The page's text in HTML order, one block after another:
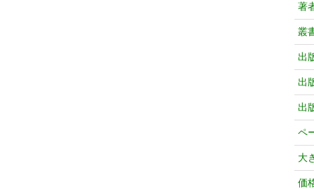
著
叢
出
出
出
ペ
大
価